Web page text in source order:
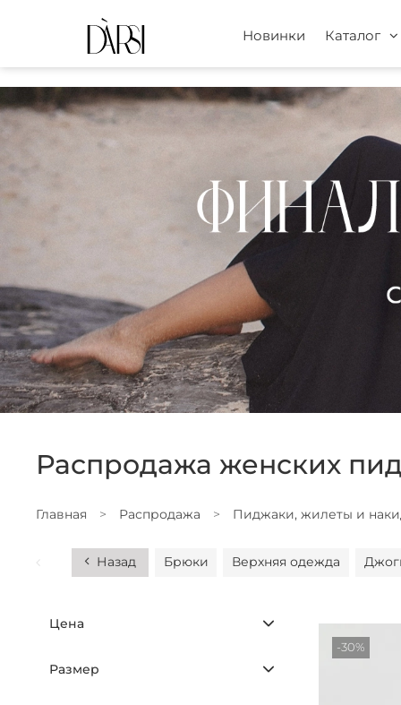
Новинки Каталог
Распродажа женских
Главная Распродажа Пиджаки, жилеты и
Назад Брюки Верхняя одежда
Цена
Размер
-30%